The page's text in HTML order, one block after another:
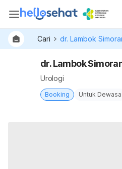
Cari
dr. Lambok
Urologi
Booking Untuk Dewasa